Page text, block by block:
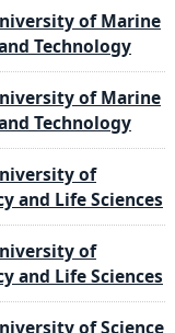
of Marine
Technology
of Marine
Technology
of
and Life Sciences
of
and Life Sciences
of Science